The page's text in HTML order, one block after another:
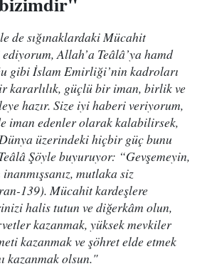
de sığınaklardaki Mücahit
Allah’a Teâlâ’ya hamd
gibi İslam Emirliği’nin kadroları
kararlılık, güçlü bir iman, birlik ve
hazır. Size iyi haberi veriyorum,
iman edenler olarak kalabilirsek,
üzerindeki hiçbir güç bunu
Şöyle buyuruyor: “Gevşemeyin,
mutlaka siz
139). Mücahit kardeşlere
halis tutun ve diğerkâm olun,
kazanmak, yüksek mevkiler
kazanmak ve şöhret elde etmek
kazanmak olsun."